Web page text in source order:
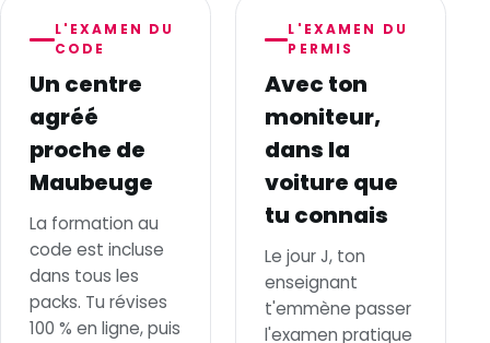
L'EXAMEN DU
CODE
Un centre
agréé
proche de
Maubeuge
La formation au
code est incluse
dans tous les
packs. Tu révises
100 % en ligne, puis
L'EXAMEN DU
PERMIS
Avec ton
moniteur,
dans la
voiture que
tu connais
Le jour J, ton
enseignant
t'emmène passer
l'examen pratique